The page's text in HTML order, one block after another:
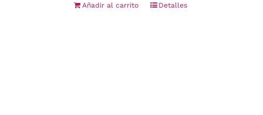
Añadir al carrito Detalles